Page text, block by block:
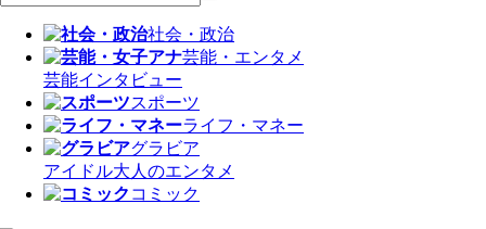
社会・政治
芸能・エンタメ
芸能インタビュー
スポーツ
ライフ・マネー
グラビア
アイドル大人のエンタメ
コミック